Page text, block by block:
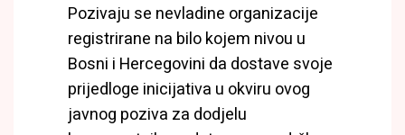
Pozivaju se nevladine organizacije
registrirane na bilo kojem nivou u
Bosni i Hercegovini da dostave svoje
prijedloge inicijativa u okviru ovog
javnog poziva za dodjelu